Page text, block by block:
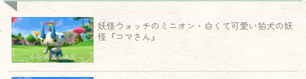
妖怪ウォッチのミニオン・白くて可愛い狛犬の妖
怪『コマさん』